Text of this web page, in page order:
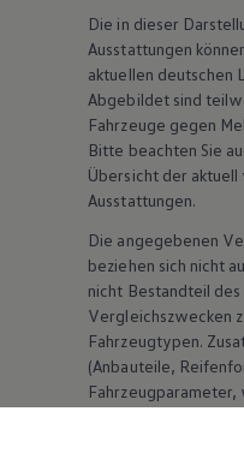
Die in dieser
Ausstattungen
aktuellen deutschen
Abgebildet sind
Fahrzeuge gegen
Bitte beachten Sie
Übersicht der
Ausstattungen.
Die angegebenen
beziehen sich nicht
nicht Bestandteil
Vergleichszwecken
Fahrzeugtypen.
(Anbauteile,
Fahrzeugparameter,